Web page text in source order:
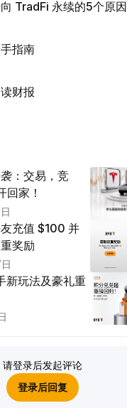
TradFi 永续的5个原因
指南
财报
：交易，竞
家！
充值 $100 并
奖励
新玩法及豪礼重
请登录后发起评论
登录后回复